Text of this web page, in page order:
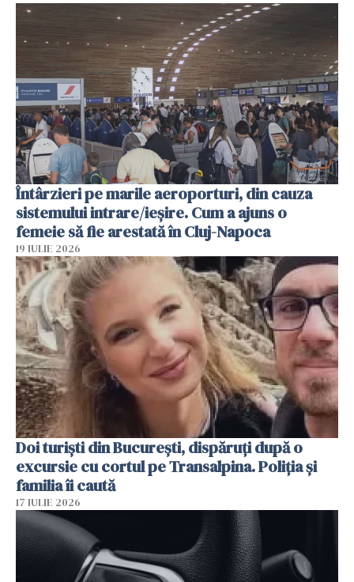
Întârzieri pe marile aeroporturi, din cauza
sistemului intrare/ieșire. Cum a ajuns o
femeie să fie arestată în Cluj-Napoca
19 IULIE 2026
Doi turiști din București, dispăruți după o
excursie cu cortul pe Transalpina. Poliția și
familia îi caută
17 IULIE 2026